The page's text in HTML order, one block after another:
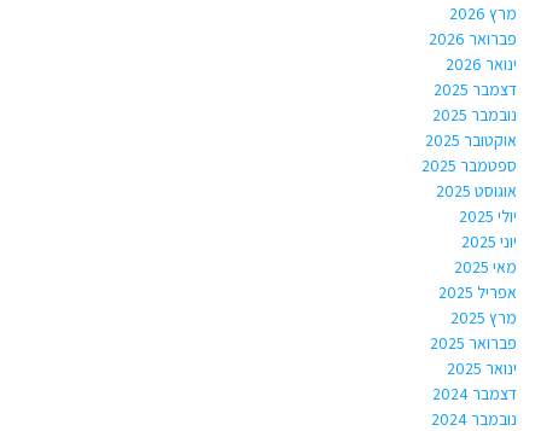
מרץ 2026
פברואר 2026
ינואר 2026
דצמבר 2025
נובמבר 2025
אוקטובר 2025
ספטמבר 2025
אוגוסט 2025
יולי 2025
יוני 2025
מאי 2025
אפריל 2025
מרץ 2025
פברואר 2025
ינואר 2025
דצמבר 2024
נובמבר 2024